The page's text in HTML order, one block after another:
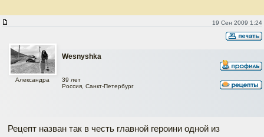
19 Сен 2009 1:24
Wesnyshka
Александра
39 лет
Россия, Санкт-Петербург
Рецепт назван так в честь главной героини одной из